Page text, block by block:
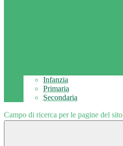
Infanzia
Primaria
Secondaria
Campo di ricerca per le pagine del sito